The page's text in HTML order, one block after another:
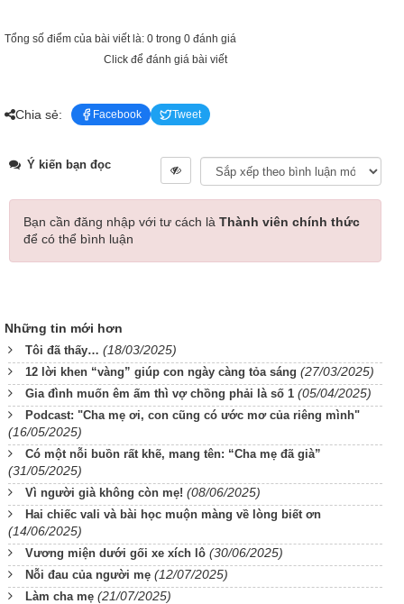
Tổng số điểm của bài viết là: 0 trong 0 đánh giá
Click để đánh giá bài viết
Chia sẻ: Facebook Tweet
Ý kiến bạn đọc
Bạn cần đăng nhập với tư cách là Thành viên chính thức
để có thể bình luận
Những tin mới hơn
Tôi đã thấy… (18/03/2025)
12 lời khen “vàng” giúp con ngày càng tỏa sáng (27/03/2025)
Gia đình muốn êm ấm thì vợ chồng phải là số 1 (05/04/2025)
Podcast: "Cha mẹ ơi, con cũng có ước mơ của riêng mình"
(16/05/2025)
Có một nỗi buồn rất khẽ, mang tên: “Cha mẹ đã già”
(31/05/2025)
Vì người già không còn mẹ! (08/06/2025)
Hai chiếc vali và bài học muộn màng về lòng biết ơn
(14/06/2025)
Vương miện dưới gối xe xích lô (30/06/2025)
Nỗi đau của người mẹ (12/07/2025)
Làm cha mẹ (21/07/2025)